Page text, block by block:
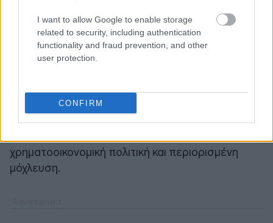
I want to allow Google to enable storage
related to security, including authentication
functionality and fraud prevention, and other
user protection.
CONFIRM
εκατ. ευρώ στις λειτουργικές θυγατρικές στο
τέλος του 2025.
σύμφωνα με τη S&P, την προσδοκία ότιη ΓΕΚ
ΤΕΡΝΑ θα συνεχίσει να ενισχύει την
κερδοφορία και τη χρηματοοικονομική της
χρηματοοικονομική πολιτική και περιορισμένη
μόχλευση.